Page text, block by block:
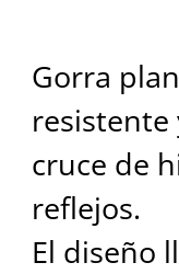
Gorra
resistente
cruce de
reflejos.
El diseño